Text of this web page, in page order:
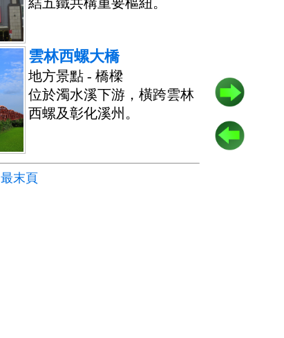
雲林西螺大橋
地方景點 - 橋樑
位於濁水溪下游，橫跨雲林
西螺及彰化溪州。
最末頁